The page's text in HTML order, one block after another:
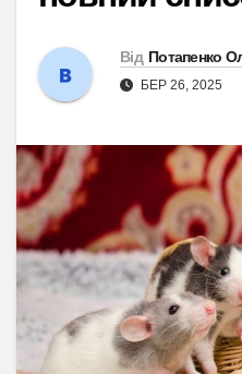
Від Потапенко
БЕР 26, 2025